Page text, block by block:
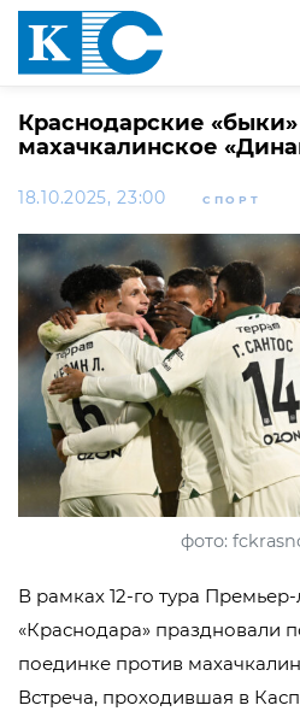
Краснодарские
махачкалинское
18.10.2025, 23:00 СПОРТ
фото:
В рамках 12-го тура
«Краснодара» праздновали
поединке против
Встреча, проходившая в